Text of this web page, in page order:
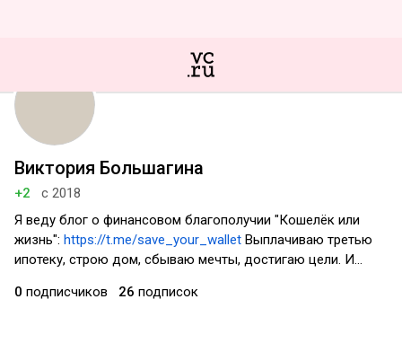
Виктория Большагина
+2
с 2018
Я веду блог о финансовом благополучии "Кошелёк или
жизнь": https://t.me/save_your_wallet Выплачиваю третью
ипотеку, строю дом, сбываю мечты, достигаю цели. И…
0 подписчиков 26 подписок